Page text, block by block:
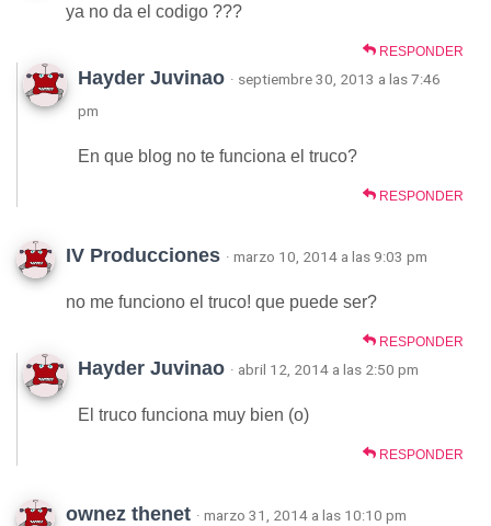
ya no da el codigo ???
RESPONDER
Hayder Juvinao · septiembre 30, 2013 a las 7:46
pm
En que blog no te funciona el truco?
RESPONDER
IV Producciones · marzo 10, 2014 a las 9:03 pm
no me funciono el truco! que puede ser?
RESPONDER
Hayder Juvinao · abril 12, 2014 a las 2:50 pm
El truco funciona muy bien (o)
RESPONDER
ownez thenet · marzo 31, 2014 a las 10:10 pm